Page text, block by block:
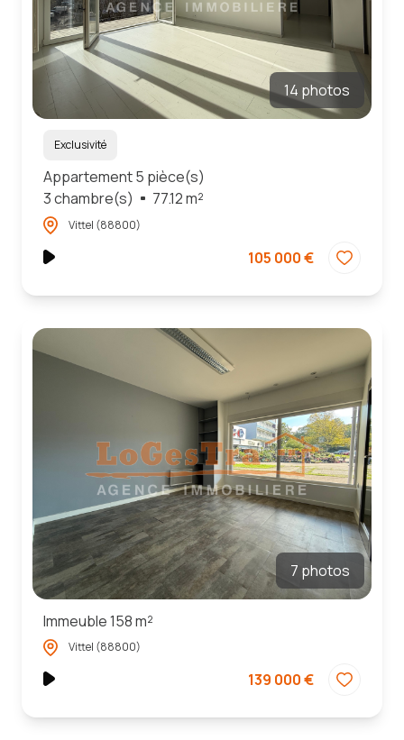
14 photos
Exclusivité
Appartement 5 pièce(s)
3 chambre(s)
77.12 m²
Vittel (88800)
105 000 €
7 photos
Immeuble 158 m²
Vittel (88800)
139 000 €